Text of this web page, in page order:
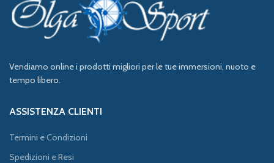
Vendiamo online i prodotti migliori per le tue immersioni, nuoto e
tempo libero.
ASSISTENZA CLIENTI
Termini e Condizioni
Spedizioni e Resi